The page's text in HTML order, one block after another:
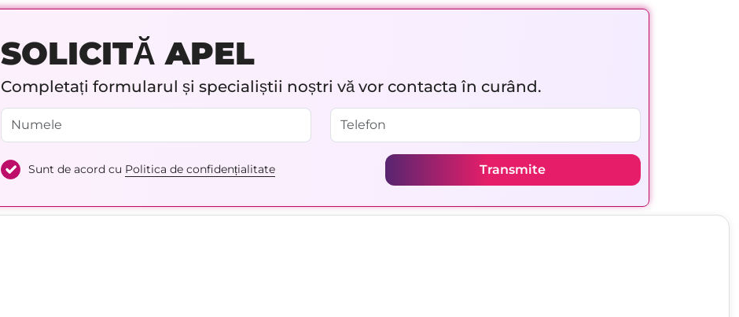
SOLICITĂ APEL
Completați formularul și specialiștii noștri vă vor contacta în curând.
Sunt de acord cu Politica de confidențialitate Transmite